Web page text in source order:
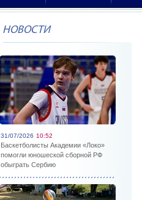
НОВОСТИ
31/07/2026 10:52
Баскетболисты Академии «Локо»
помогли юношеской сборной РФ
обыграть Сербию